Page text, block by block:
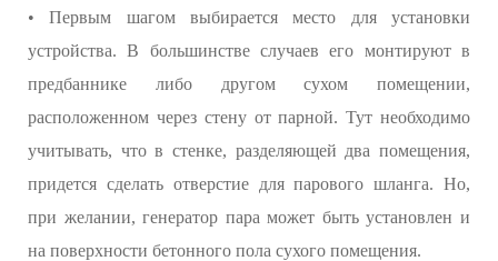
• Первым шагом выбирается место для установки
устройства. В большинстве случаев его монтируют в
предбаннике либо другом сухом помещении,
расположенном через стену от парной. Тут необходимо
учитывать, что в стенке, разделяющей два помещения,
придется сделать отверстие для парового шланга. Но,
при желании, генератор пара может быть установлен и
на поверхности бетонного пола сухого помещения.